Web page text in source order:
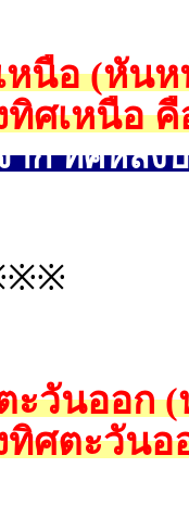
นือ (หัน
ศเหนือ คื
ก ทิศหลัง
ะวันออก
ศตะวันอ